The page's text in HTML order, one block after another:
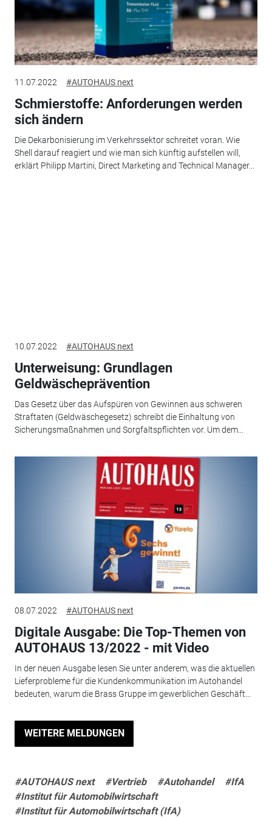
11.07.2022 #AUTOHAUS next
Schmierstoffe: Anforderungen werden
sich ändern
Die Dekarbonisierung im Verkehrssektor schreitet voran. Wie
Shell darauf reagiert und wie man sich künftig aufstellen will,
erklärt Philipp Martini, Direct Marketing and Technical Manager...
10.07.2022 #AUTOHAUS next
Unterweisung: Grundlagen
Geldwäscheprävention
Das Gesetz über das Aufspüren von Gewinnen aus schweren
Straftaten (Geldwäschegesetz) schreibt die Einhaltung von
Sicherungsmaßnahmen und Sorgfaltspflichten vor. Um dem...
08.07.2022 #AUTOHAUS next
Digitale Ausgabe: Die Top-Themen von
AUTOHAUS 13/2022 - mit Video
In der neuen Ausgabe lesen Sie unter anderem, was die aktuellen
Lieferprobleme für die Kundenkommunikation im Autohandel
bedeuten, warum die Brass Gruppe im gewerblichen Geschäft...
WEITERE MELDUNGEN
#AUTOHAUS next #Vertrieb #Autohandel
#IfA
#Institut für Automobilwirtschaft
#Institut für Automobilwirtschaft (IfA)